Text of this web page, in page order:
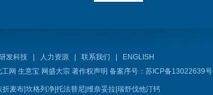
发科技 人力资源 联系我们
ENGLISH
网 生意宝 网盛大宗 著作权声明 备案序号： 苏ICP备13022639号
折麦布| 坎格列净| 托法替尼| 维奈妥拉| 瑞舒伐他汀钙